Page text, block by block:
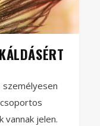
vannak jelen.